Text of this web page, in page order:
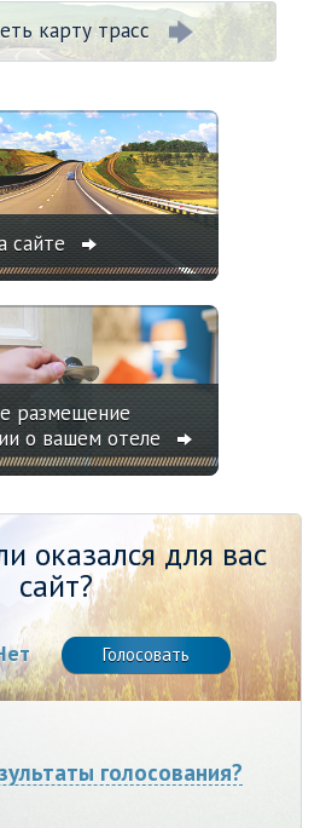
карту трасс
сайте
размещение
о вашем отеле
оказался для вас
сайт?
голосования?